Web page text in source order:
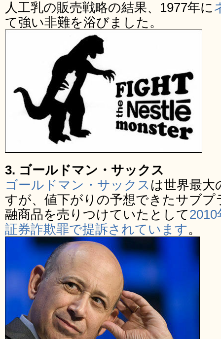
人工乳の販売戦略の結果、1977年に
て強い非難を浴びました。
3. ゴールドマン・サックス
ゴールドマン・サックスは世界最大
すが、値下がりの予想できたサブプ
融商品を売りつけていたとして
証券詐欺罪で提訴されています。